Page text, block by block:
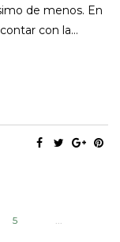
de menos. En
con la…
5 ...